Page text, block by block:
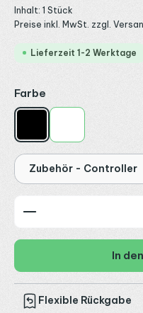
Inhalt: 1 Stück
Preise inkl. MwSt. zzgl.
Lieferzeit 1-2 Werktage
Farbe
Zubehör - Controller
Produkt Anzahl: Gib
In
Flexible Rückgabe